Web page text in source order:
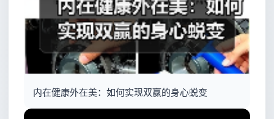
内在健康外在美：如何实现双赢的身心蜕变